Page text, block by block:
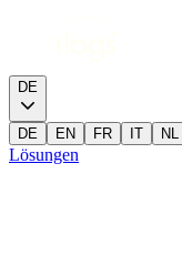
DE
DE EN FR IT NL
Lösungen